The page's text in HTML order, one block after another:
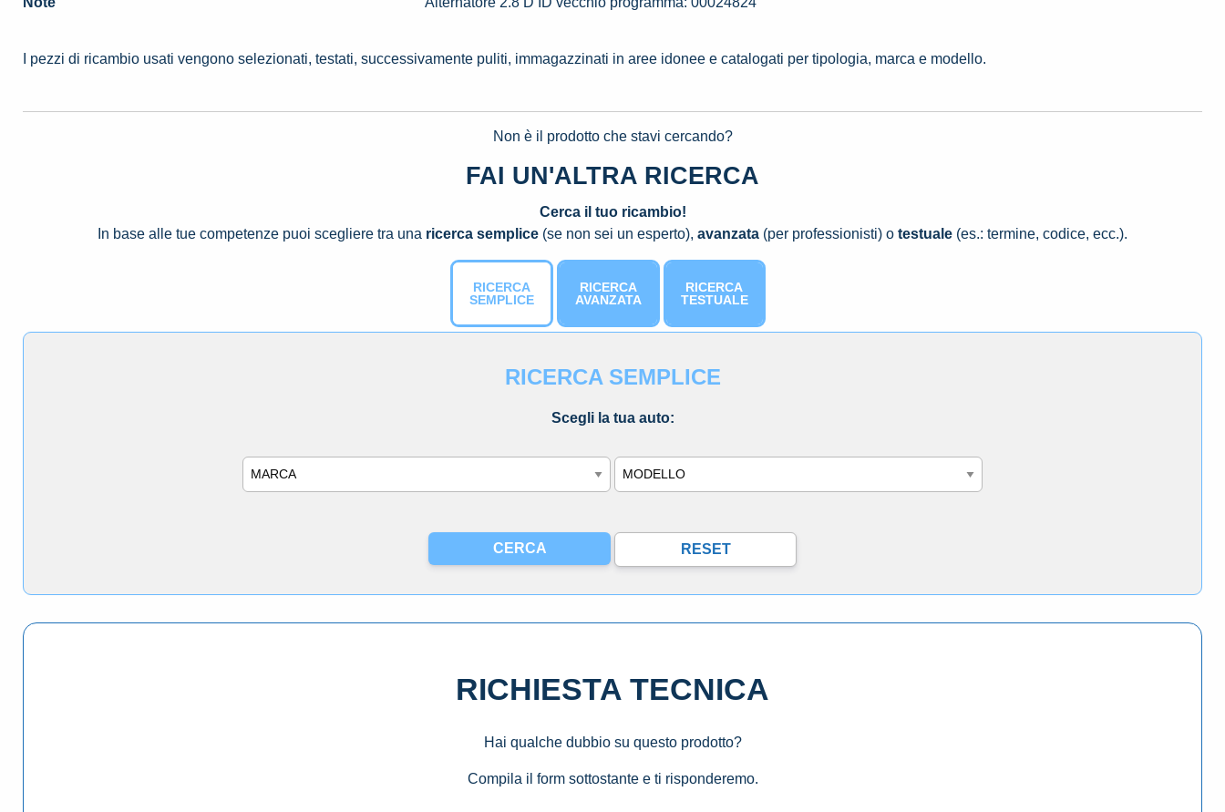
I pezzi di ricambio usati vengono selezionati, testati, successivamente puliti, immagazzinati in aree idonee e catalogati per tipologia, marca e modello.
Non è il prodotto che stavi cercando?
FAI UN'ALTRA RICERCA
Cerca il tuo ricambio!
In base alle tue competenze puoi scegliere tra una ricerca semplice (se non sei un esperto), avanzata (per professionisti) o testuale (es.: termine, codice, ecc.).
RICERCA
SEMPLICE
RICERCA
AVANZATA
RICERCA
TESTUALE
RICERCA SEMPLICE
Scegli la tua auto:
Marca Modello
RICHIESTA TECNICA
Hai qualche dubbio su questo prodotto?
Compila il form sottostante e ti risponderemo.